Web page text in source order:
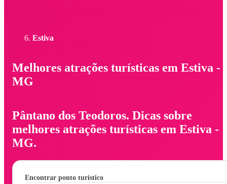
Estiva
Melhores atrações turísticas em Estiva -
MG
Pântano dos Teodoros. Dicas sobre
melhores atrações turísticas em Estiva -
MG.
Encontrar ponto turístico